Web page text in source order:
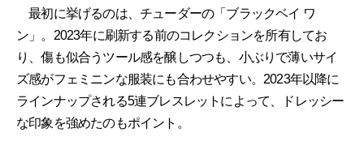
最初に挙げるのは、チューダーの「ブラックベイ ワ
ン」。2023年に刷新する前のコレクションを所有してお
り、傷も似合うツール感を醸しつつも、小ぶりで薄いサイ
ズ感がフェミニンな服装にも合わせやすい。2023年以降に
ラインナップされる5連ブレスレットによって、ドレッシー
な印象を強めたのもポイント。